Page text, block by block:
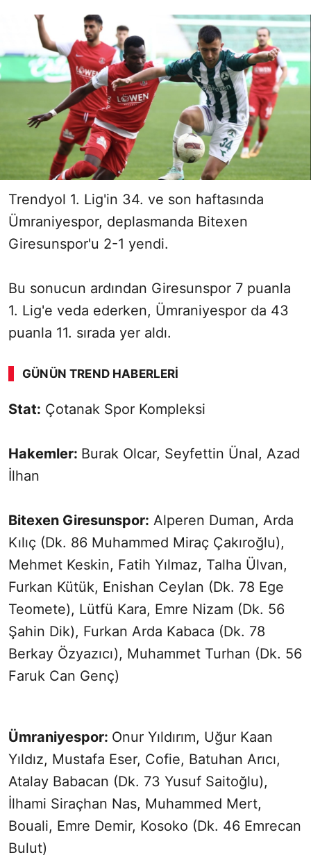
Trendyol 1. Lig'in 34. ve son haftasında
Ümraniyespor, deplasmanda Bitexen
Giresunspor'u 2-1 yendi.
Bu sonucun ardından Giresunspor 7 puanla
1. Lig'e veda ederken, Ümraniyespor da 43
puanla 11. sırada yer aldı.
GÜNÜN TREND HABERLERI
Stat: Çotanak Spor Kompleksi
Hakemler: Burak Olcar, Seyfettin Ünal, Azad
İlhan
Bitexen Giresunspor: Alperen Duman, Arda
Kılıç (Dk. 86 Muhammed Miraç Çakıroğlu),
Mehmet Keskin, Fatih Yılmaz, Talha Ülvan,
Furkan Kütük, Enishan Ceylan (Dk. 78 Ege
Teomete), Lütfü Kara, Emre Nizam (Dk. 56
Şahin Dik), Furkan Arda Kabaca (Dk. 78
Berkay Özyazıcı), Muhammet Turhan (Dk. 56
Faruk Can Genç)
Ümraniyespor: Onur Yıldırım, Uğur Kaan
Yıldız, Mustafa Eser, Cofie, Batuhan Arıcı,
Atalay Babacan (Dk. 73 Yusuf Saitoğlu),
İlhami Siraçhan Nas, Muhammed Mert,
Bouali, Emre Demir, Kosoko (Dk. 46 Emrecan
Bulut)